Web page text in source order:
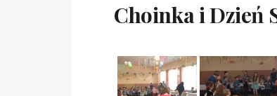
Choinka i Dzień